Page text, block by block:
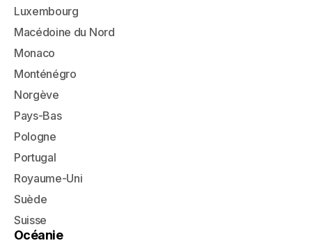
Luxembourg
Macédoine du Nord
Monaco
Monténégro
Norgève
Pays-Bas
Pologne
Portugal
Royaume-Uni
Suède
Suisse
Océanie